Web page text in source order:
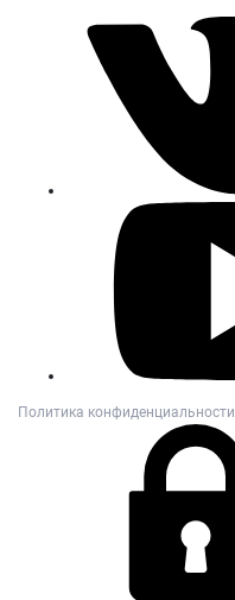
Политика конфиденциальности